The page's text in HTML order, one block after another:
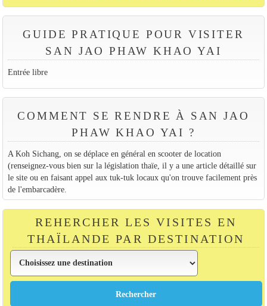
GUIDE PRATIQUE POUR VISITER
SAN JAO PHAW KHAO YAI
Entrée libre
COMMENT SE RENDRE À SAN JAO
PHAW KHAO YAI ?
A Koh Sichang, on se déplace en général en scooter de location
(renseignez-vous bien sur la législation thaïe, il y a une article détaillé sur
le site ou en faisant appel aux tuk-tuk locaux qu'on trouve facilement près
de l'embarcadère.
REHERCHER LES VISITES EN
THAÏLANDE PAR DESTINATION